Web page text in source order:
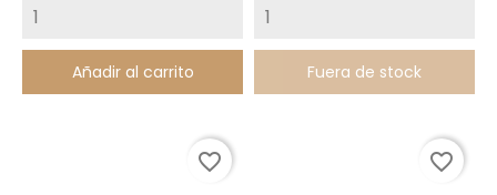
Añadir al carrito Fuera de stock
favorite_border favorite_border